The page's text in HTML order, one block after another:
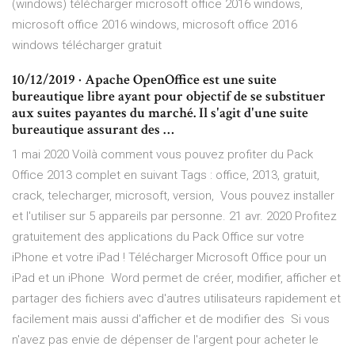
(windows) télécharger microsoft office 2016 windows,
microsoft office 2016 windows, microsoft office 2016
windows télécharger gratuit
10/12/2019 · Apache OpenOffice est une suite
bureautique libre ayant pour objectif de se substituer
aux suites payantes du marché. Il s'agit d'une suite
bureautique assurant des …
1 mai 2020 Voilà comment vous pouvez profiter du Pack
Office 2013 complet en suivant Tags : office, 2013, gratuit,
crack, telecharger, microsoft, version, Vous pouvez installer
et l'utiliser sur 5 appareils par personne. 21 avr. 2020 Profitez
gratuitement des applications du Pack Office sur votre
iPhone et votre iPad ! Télécharger Microsoft Office pour un
iPad et un iPhone Word permet de créer, modifier, afficher et
partager des fichiers avec d'autres utilisateurs rapidement et
facilement mais aussi d'afficher et de modifier des Si vous
n'avez pas envie de dépenser de l'argent pour acheter le